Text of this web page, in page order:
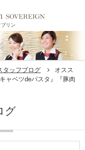
リン
タッフブログ
オスス
ャベツdeパスタ』『豚肉
グ